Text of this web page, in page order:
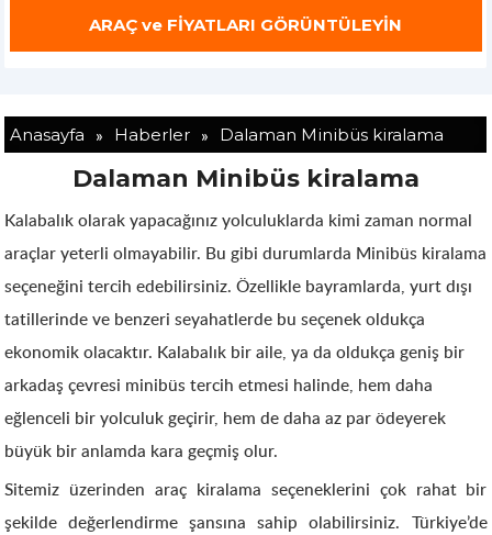
Anasayfa » Haberler » Dalaman Minibüs kiralama
Dalaman Minibüs kiralama
Kalabalık olarak yapacağınız yolculuklarda kimi zaman normal
araçlar yeterli olmayabilir. Bu gibi durumlarda Minibüs kiralama
seçeneğini tercih edebilirsiniz. Özellikle bayramlarda, yurt dışı
tatillerinde ve benzeri seyahatlerde bu seçenek oldukça
ekonomik olacaktır. Kalabalık bir aile, ya da oldukça geniş bir
arkadaş çevresi minibüs tercih etmesi halinde, hem daha
eğlenceli bir yolculuk geçirir, hem de daha az par ödeyerek
büyük bir anlamda kara geçmiş olur.
Sitemiz üzerinden araç kiralama seçeneklerini çok rahat bir
şekilde değerlendirme şansına sahip olabilirsiniz. Türkiye’de